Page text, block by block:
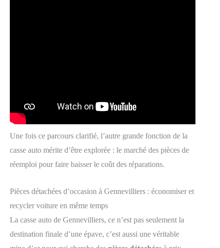
Une fois ce parcours clarifié, l’autre grande fonction de la
casse auto mérite d’être explorée : le marché des pièces de
réemploi pour faire baisser le coût des réparations.
Pièces détachées d’occasion à Gennevilliers : économiser et
recycler voiture en même temps
La casse auto de Gennevilliers, ce n’est pas seulement la
destination finale d’une épave, c’est aussi une véritable